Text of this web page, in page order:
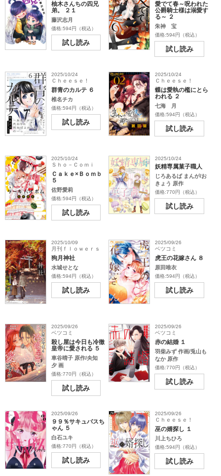
柚木さんちの四兄
弟。 ２１
藤沢志月
価格:594円（税込）
試し読み
愛でて春～呪われた
公爵騎士様は溺愛す
る～ ２
朱神 宝
価格:594円（税込）
試し読み
2025/10/24
Ｃｈｅｅｓｅ！
群青のカルテ ６
椎名チカ
価格:594円（税込）
試し読み
2025/10/24
Ｃｈｅｅｓｅ！
蝶は愛執の檻にとら
われる ２
七海 月
価格:594円（税込）
試し読み
2025/10/24
Ｓｈｏ－Ｃｏｍｉ
Ｃａｋｅ×Ｂｏｍｂ
５
佐野愛莉
価格:594円（税込）
試し読み
2025/10/24
妖精専属菓子職人
じろあるば まんが/お
きょう 原作
価格:770円（税込）
試し読み
2025/10/09
月刊ｆｌｏｗｅｒｓ
狗月神社
水城せとな
価格:594円（税込）
試し読み
2025/09/26
ベツコミ
虎王の花嫁さん ８
原田唯衣
価格:594円（税込）
試し読み
2025/09/26
ベツコミ
殺し屋は今日も冷徹
皇帝に愛される ５
車谷晴子 原作/央知
夕 画
価格:770円（税込）
試し読み
2025/09/26
ベツコミ
赤の結婚 １
羽柴みず 作画/兎山も
なか 原作
価格:770円（税込）
試し読み
2025/09/26
９９％サキュバスち
ゃん ５
白石ユキ
価格:770円（税込）
試し読み
2025/09/26
Ｃｈｅｅｓｅ！
巫の婿探し １
川上ちひろ
価格:594円（税込）
試し読み